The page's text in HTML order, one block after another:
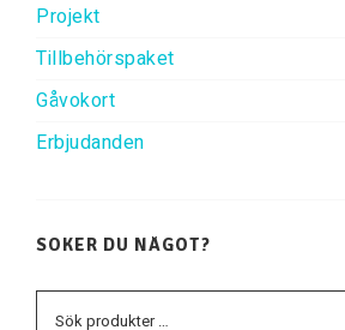
Projekt
Tillbehörspaket
Gåvokort
Erbjudanden
SÖKER DU NÅGOT?